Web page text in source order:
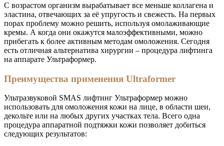
С возрастом организм вырабатывает все меньше коллагена и
эластина, отвечающих за её упругость и свежесть. На первых
порах проблему можно решить, используя омолаживающие
кремы. А когда они окажутся малоэффективными, можно
прибегать к более активным методам омоложения. Сегодня
есть отличная альтернатива хирургии – процедура лифтинга
на аппарате Ультраформер.
Преимущества применения Ultraformer
Ультразвуковой SMAS лифтинг Ультраформер можно
использовать для омоложения кожи на лице, в области шеи,
декольте или на любых других участках тела. Всего одна
процедура аппаратной подтяжки кожи позволяет добиться
следующих результатов: